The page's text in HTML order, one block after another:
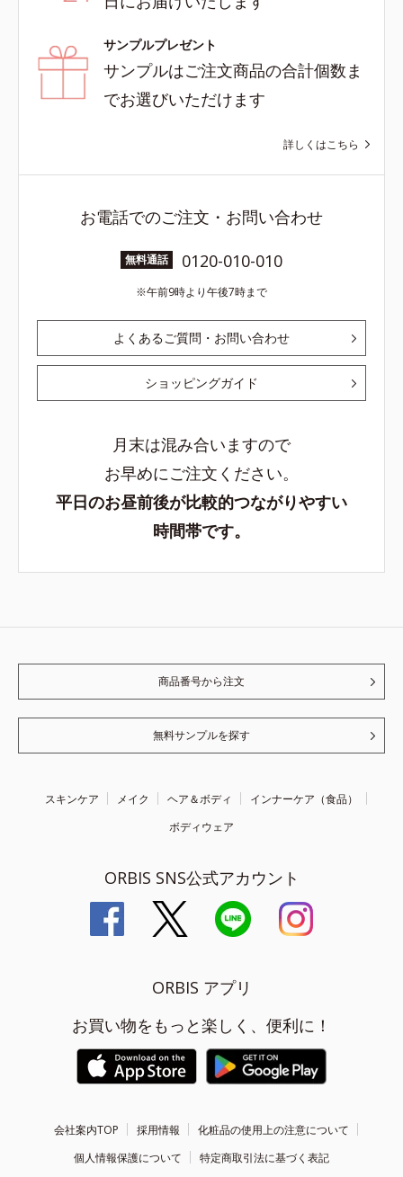
サンプルプレゼント
サンプルはご注文商品の合計個数ま
でお選びいただけます
詳しくはこちら
お電話でのご注文・お問い合わせ
無料通話 0120-010-010
午前9時より午後7時まで
よくあるご質問・お問い合わせ
ショッピングガイド
月末は混み合いますので
お早めにご注文ください。
平日のお昼前後が比較的つながりやすい
時間帯です。
商品番号から注文
無料サンプルを探す
スキンケア メイク ヘア＆ボディ
インナーケア（食品）
ボディウェア
ORBIS SNS公式アカウント
ORBIS アプリ
お買い物をもっと楽しく、便利に！
会社案内TOP 採用情報
化粧品の使用上の注意について
個人情報保護について
特定商取引法に基づく表記